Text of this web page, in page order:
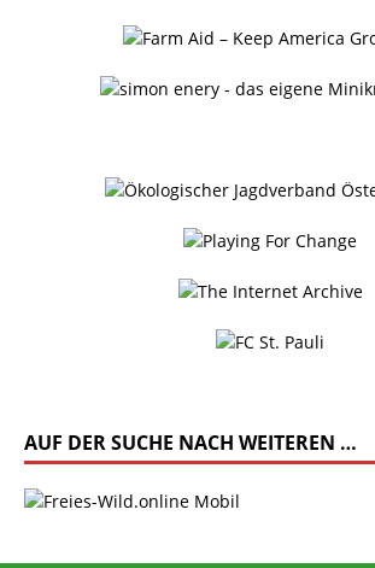
AUF DER SUCHE NACH WEITEREN …